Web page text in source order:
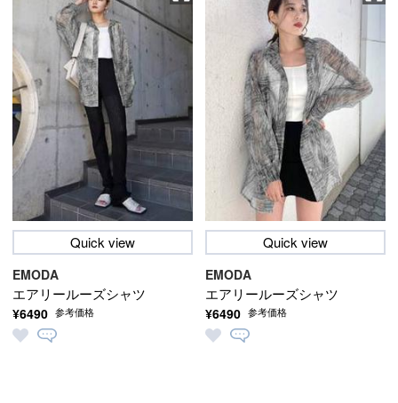
Quick view
エアリールーズシャツ
EMODA
¥6490 参考価格
Quick view
エアリールーズシャツ
EMODA
¥6490 参考価格